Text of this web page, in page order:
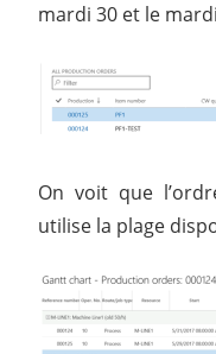
mardi 30 et le
On voit que
utilise la plage